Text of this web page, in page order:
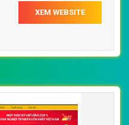
XEM WEBSITE